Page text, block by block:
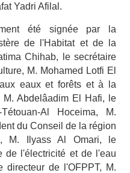
Yadri Afilal.
été signée par la
de l'Habitat et de la
Chihab, le secrétaire
M. Mohamed Lotfi El
eaux et forêts et à la
M. Abdelâadim El Hafi, le
Al Hoceima, M.
du Conseil de la région
M. Ilyass Al Omari, le
de l'électricité et de l'eau
directeur de l'OFPPT, M.